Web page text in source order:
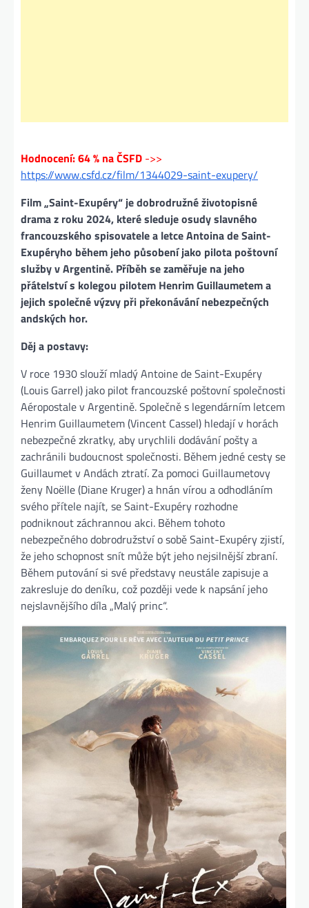
Hodnocení: 64 % na ČSFD ->>
https://www.csfd.cz/film/1344029-saint-exupery/
Film „Saint-Exupéry“ je dobrodružné životopisné
drama z roku 2024, které sleduje osudy slavného
francouzského spisovatele a letce Antoina de Saint-
Exupéryho během jeho působení jako pilota poštovní
služby v Argentině. Příběh se zaměřuje na jeho
přátelství s kolegou pilotem Henrim Guillaumetem a
jejich společné výzvy při překonávání nebezpečných
andských hor.
Děj a postavy:
V roce 1930 slouží mladý Antoine de Saint-Exupéry
(Louis Garrel) jako pilot francouzské poštovní společnosti
Aéropostale v Argentině. Společně s legendárním letcem
Henrim Guillaumetem (Vincent Cassel) hledají v horách
nebezpečné zkratky, aby urychlili dodávání pošty a
zachránili budoucnost společnosti. Během jedné cesty se
Guillaumet v Andách ztratí. Za pomoci Guillaumetovy
ženy Noëlle (Diane Kruger) a hnán vírou a odhodláním
svého přítele najít, se Saint-Exupéry rozhodne
podniknout záchrannou akci. Během tohoto
nebezpečného dobrodružství o sobě Saint-Exupéry zjistí,
že jeho schopnost snít může být jeho nejsilnější zbraní.
Během putování si své představy neustále zapisuje a
zakresluje do deníku, což později vede k napsání jeho
nejslavnějšího díla „Malý princ“.